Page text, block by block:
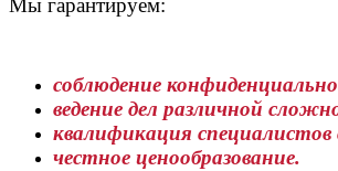
Мы гарантируем:
соблюдение
ведение дел различной
квалификация специалистов
честное ценообразование.